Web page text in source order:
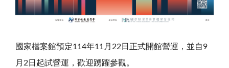
國家檔案館預定114年11月22日正式開館營運，並自9
月2日起試營運，歡迎踴躍參觀。